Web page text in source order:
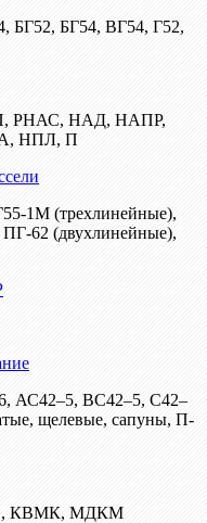
БГ54, ВГ54, Г52,
РНАС, НАД, НАПР,
НПЛ, П
1М (трехлинейные),
62 (двухлинейные),
ВС42–5, С42–
щелевые, сапуны, П-
КВМК, МДКМ